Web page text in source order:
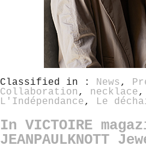
Classified in : News ,
Collaboration , necklace,
L'Indépendance, Le
In VICTOIRE
JEANPAULKNOTT